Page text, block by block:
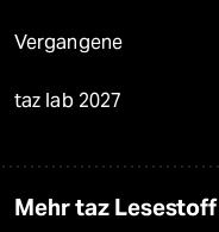
Vergangene
taz lab 2027
Mehr taz Lesestoff